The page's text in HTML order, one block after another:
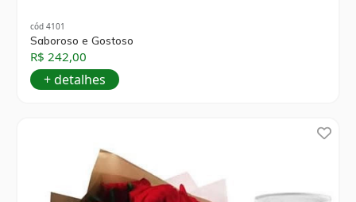
cód 4101
Saboroso e Gostoso
R$ 242,00
+ detalhes